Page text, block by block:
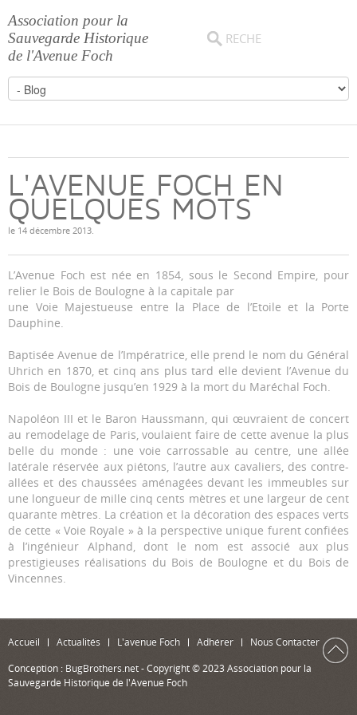
Association pour la
Sauvegarde Historique
de l'Avenue Foch
L'AVENUE FOCH EN
QUELQUES MOTS
le 14 décembre 2013.
L’Avenue Foch est née en 1854, sous le Second Empire, pour
relier le Bois de Boulogne à la capitale par
une Voie Majestueuse entre la Place de l’Etoile et la Porte
Dauphine.
Baptisée Avenue de l’Impératrice, elle prend le nom du Général
Uhrich en 1870, et cinq ans plus tard elle devient l’Avenue du
Bois de Boulogne jusqu’en 1929 à la mort du Maréchal Foch.
Napoléon III et le Baron Haussmann, qui œuvraient de concert
au remodelage de Paris, voulaient faire de cette avenue la plus
belle du monde : une voie carrossable au centre, une allée
latérale réservée aux piétons, l’autre aux cavaliers, des contre-
allées et des chaussées aménagées devant les immeubles sur
une longueur de mille cinq cents mètres et une largeur de cent
quarante mètres. La création et la décoration des espaces verts
de cette « Voie Royale » à la perspective unique furent confiées
à l’ingénieur Alphand, dont le nom est associé aux plus
prestigieuses réalisations du Bois de Boulogne et du Bois de
Vincennes.
Accueil Actualités L'avenue Foch Adhérer
Nous Contacter
Conception : BugBrothers.net- Copyright © 2023 Association pour la
Sauvegarde Historique de l'Avenue Foch